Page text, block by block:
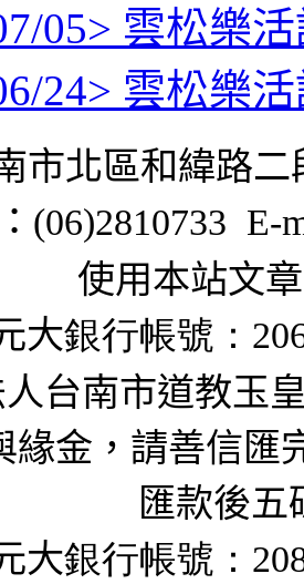
05> 雲松樂
24> 雲松樂
市北區和緯路二
(06)2810733 E-
使用本站文
大銀行帳號：
台南市道教玉
緣金，請善信匯
匯款後五
大銀行帳號：